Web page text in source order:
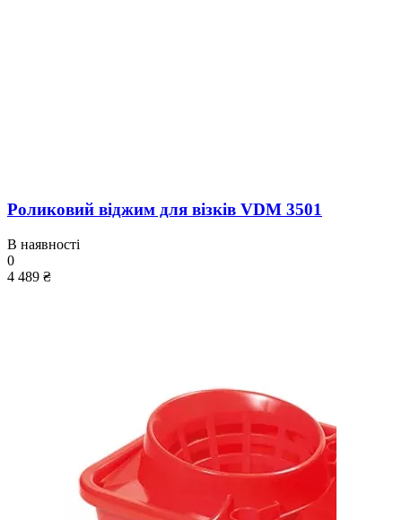
Роликовий віджим для візків VDM 3501
В наявності
0
4 489 ₴